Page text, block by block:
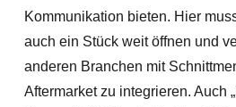
Kommunikation bieten. Hier
auch ein Stück weit öffnen und
anderen Branchen mit
Aftermarket zu integrieren. Auch